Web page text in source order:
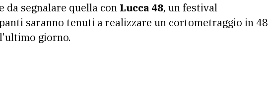
da segnalare quella con Lucca 48, un festival
saranno tenuti a realizzare un cortometraggio in 48
giorno.